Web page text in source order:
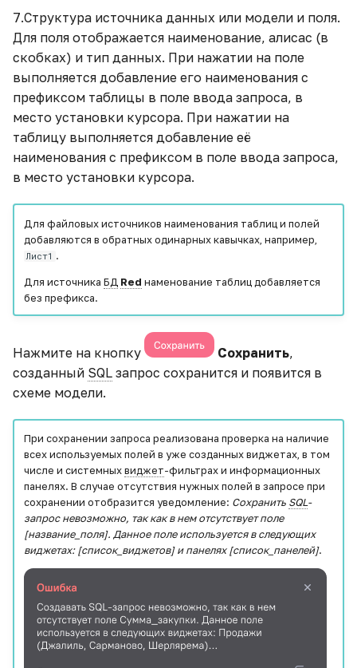
7.Структура источника данных или модели и поля.
Для поля отображается наименование, алисас (в
скобках) и тип данных. При нажатии на поле
выполняется добавление его наименования с
префиксом таблицы в поле ввода запроса, в
место установки курсора. При нажатии на
таблицу выполняется добавление её
наименования с префиксом в поле ввода запроса,
в место установки курсора.
Для файловых источников наименования таблиц и полей
добавляются в обратных одинарных кавычках, например,
Лист1 .
Для источника БД Red наменование таблиц добавляется
без префикса.
Нажмите на кнопку Сохранить,
созданный SQL запрос сохранится и появится в
схеме модели.
При сохранении запроса реализована проверка на наличие
всех используемых полей в уже созданных виджетах, в том
числе и системныхвиджет-фильтрах и информационных
панелях. В случае отсутствия нужных полей в запросе при
сохранении отобразится уведомление: Сохранить SQL-
запрос невозможно, так как в нем отсутствует поле
[название_поля]. Данное поле используется в следующих
виджетах: [список_виджетов] и панелях [список_панелей].